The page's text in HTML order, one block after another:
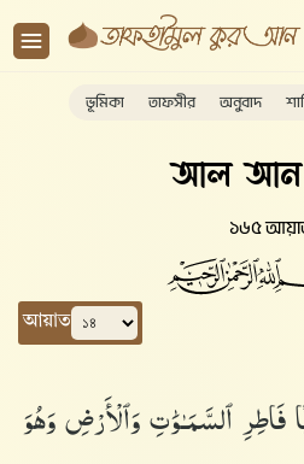
ভূমিকা তাফসীর অনুবাদ
আল
১৬৫
আয়াত
فَاطِرِ ٱلسَّمَـٰوَٰتِ وَٱلْأَرْضِ وَهُوَ